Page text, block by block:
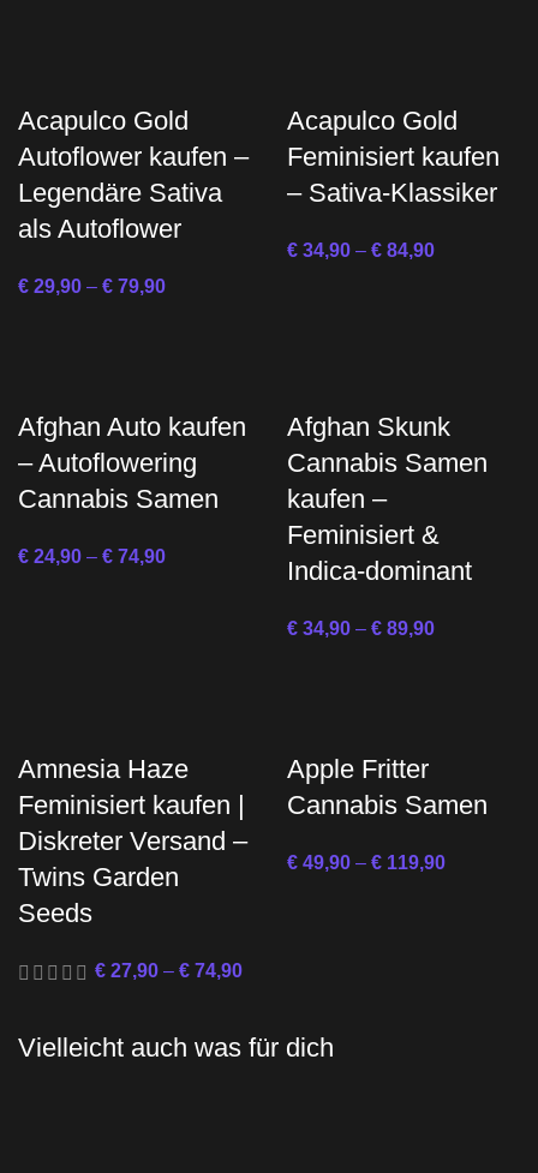
Acapulco Gold
Autoflower kaufen –
Legendäre Sativa
als Autoflower
€ 29,90 – € 79,90
Acapulco Gold
Feminisiert kaufen
– Sativa-Klassiker
€ 34,90 – € 84,90
Afghan Auto kaufen
– Autoflowering
Cannabis Samen
€ 24,90 – € 74,90
Afghan Skunk
Cannabis Samen
kaufen –
Feminisiert &
Indica-dominant
€ 34,90 – € 89,90
Amnesia Haze
Feminisiert kaufen |
Diskreter Versand –
Twins Garden
Seeds
€ 27,90 – € 74,90
Apple Fritter
Cannabis Samen
€ 49,90 – € 119,90
Vielleicht auch was für dich